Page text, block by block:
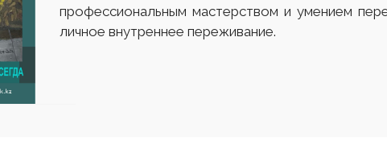
профессиональным мастерством и умением
личное внутреннее переживание.